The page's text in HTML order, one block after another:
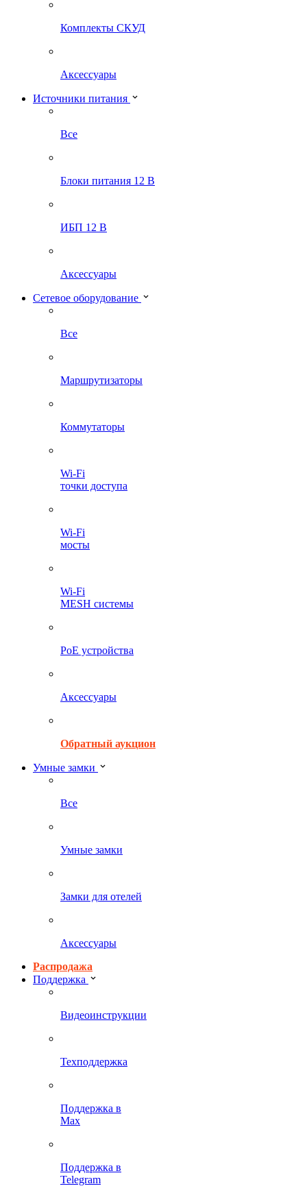
Комплекты СКУД
Аксессуары
Источники питания
Все
Блоки питания 12 В
ИБП 12 В
Аксессуары
Сетевое оборудование
Все
Маршрутизаторы
Коммутаторы
Wi-Fi
точки доступа
Wi-Fi
мосты
Wi-Fi
MESH системы
PoE устройства
Аксессуары
Обратный аукцион
Умные замки
Все
Умные замки
Замки для отелей
Аксессуары
Распродажа
Поддержка
Видеоинструкции
Техподдержка
Поддержка в
Max
Поддержка в
Telegram